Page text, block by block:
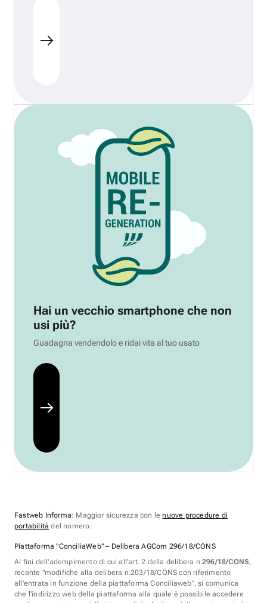
Hai un vecchio smartphone che non
usi più?
Guadagna vendendolo e ridai vita al tuo usato
Fastweb Informa: Maggior sicurezza con lenuove procedure di
portabilità del numero.
Piattaforma "ConciliaWeb" – Delibera AGCom 296/18/CONS
Ai fini dell'adempimento di cui all'art. 2 della delibera n.296/18/CONS,
recante "modifiche alla delibera n.203/18/CONS con riferimento
all'entrata in funzione della piattaforma Conciliaweb", si comunica
che l'indirizzo web della piattaforma alla quale è possibile accedere